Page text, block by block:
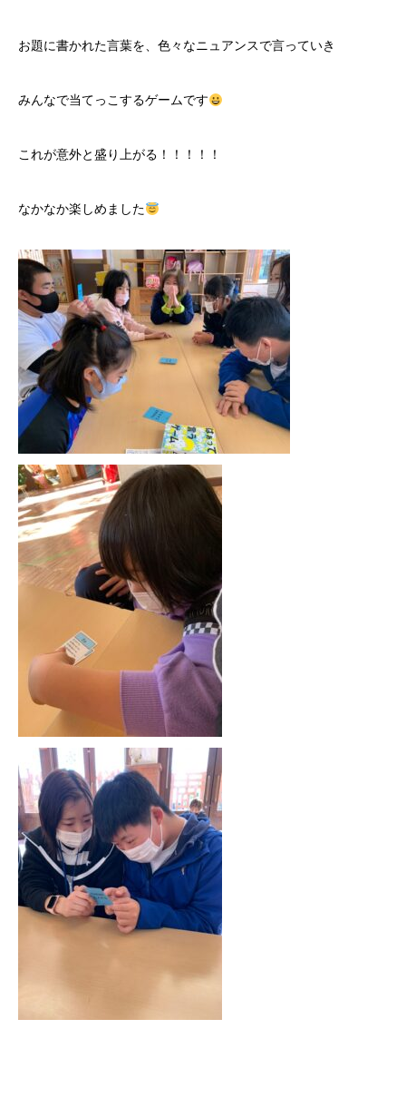
お題に書かれた言葉を、色々なニュアンスで言っていき
みんなで当てっこするゲームです
これが意外と盛り上がる！！！！！
なかなか楽しめました